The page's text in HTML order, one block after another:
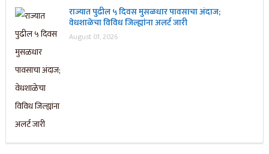
राज्यात पुढील ५ दिवस मुसळधार पावसाचा अंदाज;
वेधशाळेचा विविध जिल्ह्यांना अलर्ट जारी
August 01, 2026